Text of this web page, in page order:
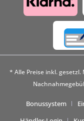
* Alle Preise inkl.
Bonussystem